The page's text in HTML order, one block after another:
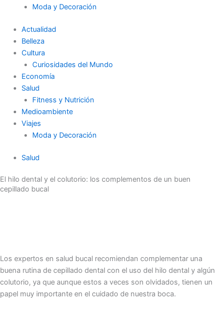
Moda y Decoración
Actualidad
Belleza
Cultura
Curiosidades del Mundo
Economía
Salud
Fitness y Nutrición
Medioambiente
Viajes
Moda y Decoración
Salud
El hilo dental y el colutorio: los complementos de un buen
cepillado bucal
Los expertos en salud bucal recomiendan complementar una
buena rutina de cepillado dental con el uso del hilo dental y algún
colutorio, ya que aunque estos a veces son olvidados, tienen un
papel muy importante en el cuidado de nuestra boca.